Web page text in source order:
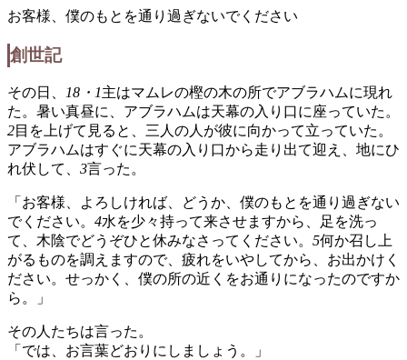
お客様、僕のもとを通り過ぎないでください
創世記
その日、 18・1主はマムレの樫の木の所でアブラハムに現れ
た。暑い真昼に、アブラハムは天幕の入り口に座っていた。
2目を上げて見ると、三人の人が彼に向かって立っていた。
アブラハムはすぐに天幕の入り口から走り出て迎え、地にひ
れ伏して、 3言った。
「お客様、よろしければ、どうか、僕のもとを通り過ぎない
でください。 4水を少々持って来させますから、足を洗っ
て、木陰でどうぞひと休みなさってください。 5何か召し上
がるものを調えますので、疲れをいやしてから、お出かけく
ださい。せっかく、僕の所の近くをお通りになったのですか
ら。」
その人たちは言った。
「では、お言葉どおりにしましょう。」